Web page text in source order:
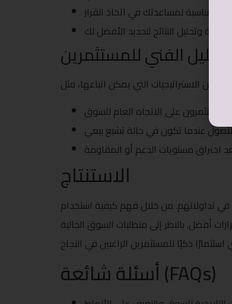
التحليل الفني للمستثمرين
الاستنتاج
في تداولاتهم. من خلال فهم كيفية استخدام
أفضل. بالنظر إلى متطلبات السوق الحالية
أسئلة شائعة (FAQs)